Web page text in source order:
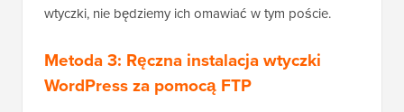
wtyczki, nie będziemy ich omawiać w tym poście.
Metoda 3: Ręczna instalacja wtyczki
WordPress za pomocą FTP